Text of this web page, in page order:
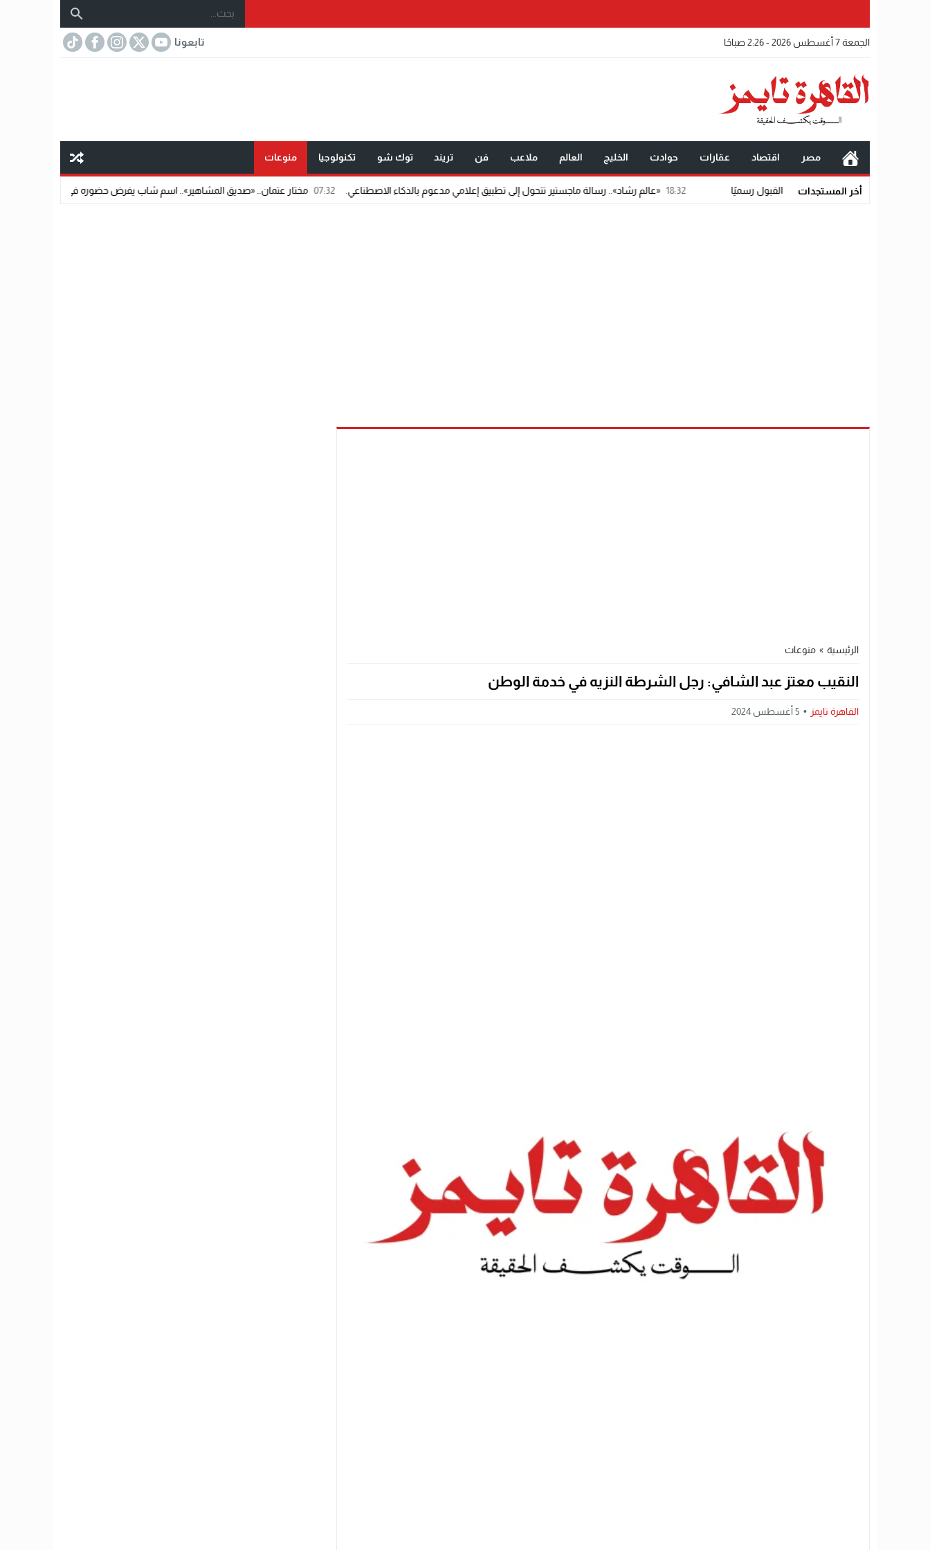
الجمعة 7 أغسطس 2026 - 2:26 صباحًا تابعونا
مصر اقتصاد عقارات حوادث الخليج العالم ملاعب فن تريند توك شو تكنولوجيا منوعات
أخر المستجدات 18:32 «عالم رشاد».. رسالة ماجستير تتحول إلى تطبيق إعلامي مدعوم بالذكاء الاصطناعي. 07:32 مختار عتمان.. «صديق المشاهير».. اسم شاب يفرض حضوره في عالم الإبداع وريادة الأعمال
الرئيسية » منوعات
النقيب معتز عبد الشافي: رجل الشرطة النزيه في خدمة الوطن
القاهرة تايمز 5 أغسطس 2024